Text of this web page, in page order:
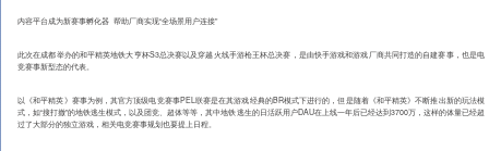
内容平台成为新赛事孵化器 帮助厂商实现“全场景用户连接”
此次在成都举办的和平精英地铁大亨杯S3总决赛以及穿越火线手游枪王杯总决赛，是由快手游戏和游戏厂商共同打造的自建赛事，也是电
竞赛事新型态的代表。
以《和平精英》赛事为例，其官方顶级电竞赛事PEL联赛是在其游戏经典的BR模式下进行的，但是随着《和平精英》不断推出新的玩法模
式，如“搜打撤”的地铁逃生模式，以及团竞、超体等等，其中地铁逃生的日活跃用户DAU在上线一年后已经达到3700万，这样的体量已经超
过了大部分的独立游戏，相关电竞赛事规划也要提上日程。